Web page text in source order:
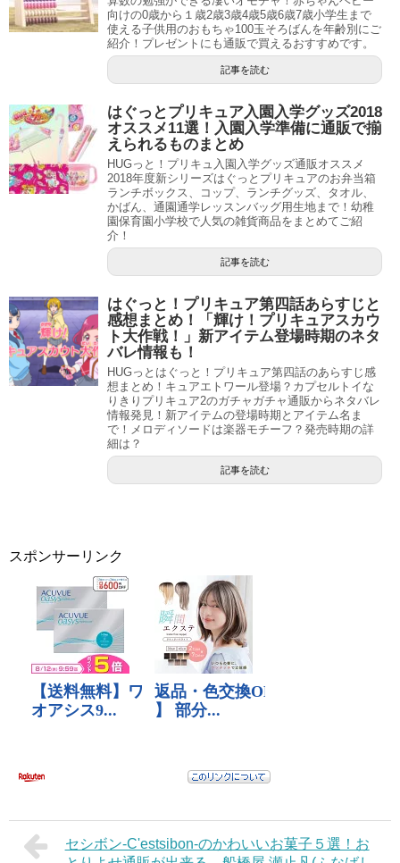
向けの0歳から１歳2歳3歳4歳5歳6歳7歳小学生まで
使える子供用のおもちゃ100玉そろばんを年齢別にご
紹介！プレゼントにも通販で買えるおすすめです。
記事を読む
はぐっとプリキュア入園入学グッズ2018
オススメ11選！入園入学準備に通販で揃
えられるものまとめ
HUGっと！プリキュ入園入学グッズ通販オススメ
2018年度新シリーズはぐっとプリキュアのお弁当箱
ランチボックス、コップ、ランチグッズ、タオル、
かばん、通園通学レッスンバッグ用生地まで！幼稚
園保育園小学校で人気の雑貨商品をまとめてご紹
介！
記事を読む
はぐっと！プリキュア第四話あらすじと
感想まとめ！「輝け！プリキュアスカウ
ト大作戦！」新アイテム登場時期のネタ
バレ情報も！
HUGっとはぐっと！プリキュア第四話のあらすじ感
想まとめ！キュアエトワール登場？カプセルトイな
りきりプリキュア2のガチャガチャ通販からネタバレ
情報発見！新アイテムの登場時期とアイテム名ま
で！メロディソードは楽器モチーフ？発売時期の詳
細は？
記事を読む
スポンサーリンク
セシボン-C'estsibon-のかわいいお菓子５選！お